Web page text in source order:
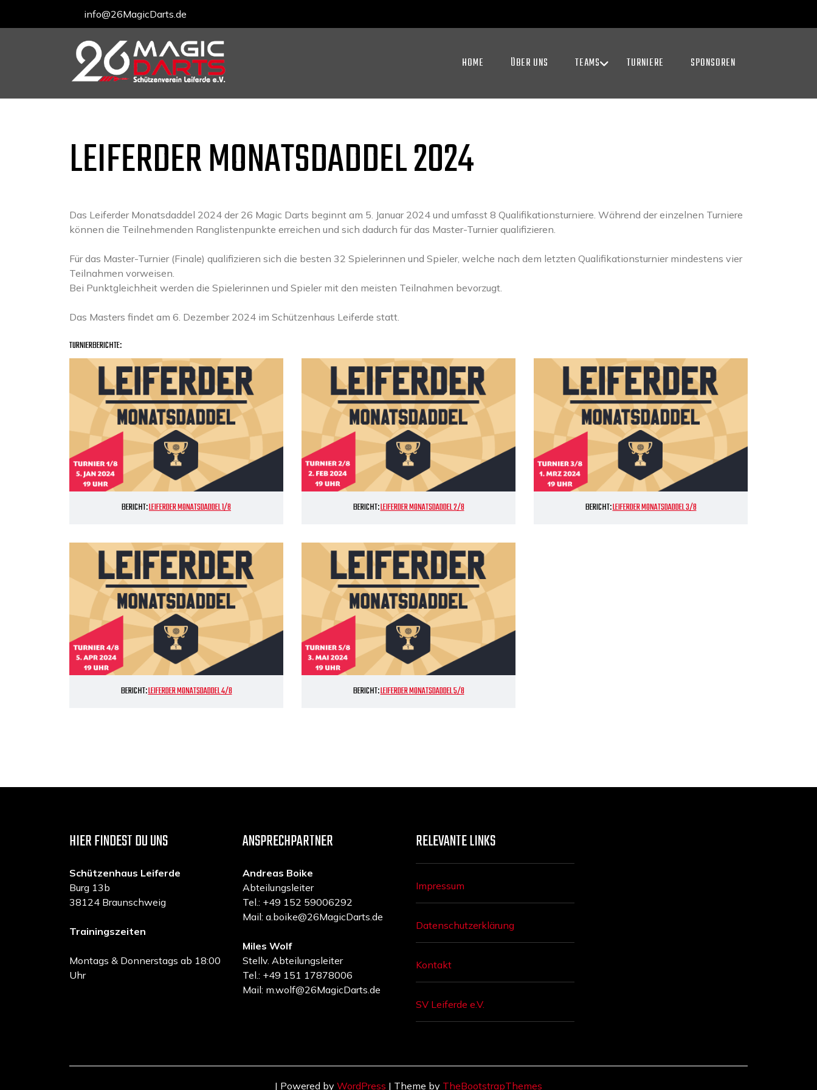
info@26MagicDarts.de
HOME ÜBER UNS TEAMS TURNIERE SPONSOREN
LEIFERDER MONATSDADDEL 2024
Das Leiferder Monatsdaddel 2024 der 26 Magic Darts beginnt am 5. Januar 2024 und umfasst 8 Qualifikationsturniere. Während der einzelnen Turniere
können die Teilnehmenden Ranglistenpunkte erreichen und sich dadurch für das Master-Turnier qualifizieren.
Für das Master-Turnier (Finale) qualifizieren sich die besten 32 Spielerinnen und Spieler, welche nach dem letzten Qualifikationsturnier mindestens vier
Teilnahmen vorweisen.
Bei Punktgleichheit werden die Spielerinnen und Spieler mit den meisten Teilnahmen bevorzugt.
Das Masters findet am 6. Dezember 2024 im Schützenhaus Leiferde statt.
TURNIERBERICHTE:
BERICHT:LEIFERDER MONATSDADDEL 1/8 BERICHT:LEIFERDER MONATSDADDEL 2/8 BERICHT:LEIFERDER MONATSDADDEL 3/8
BERICHT:LEIFERDER MONATSDADDEL 4/8 BERICHT:LEIFERDER MONATSDADDEL 5/8
HIER FINDEST DU UNS
Schützenhaus Leiferde
Burg 13b
38124 Braunschweig
Trainingszeiten
Montags & Donnerstags ab 18:00
Uhr
ANSPRECHPARTNER
Andreas Boike
Abteilungsleiter
Tel.: +49 152 59006292
Mail: a.boike@26MagicDarts.de
Miles Wolf
Stellv. Abteilungsleiter
Tel.: +49 151 17878006
Mail: m.wolf@26MagicDarts.de
RELEVANTE LINKS
Impressum
Datenschutzerklärung
Kontakt
SV Leiferde e.V.
| Powered by WordPress | Theme by TheBootstrapThemes